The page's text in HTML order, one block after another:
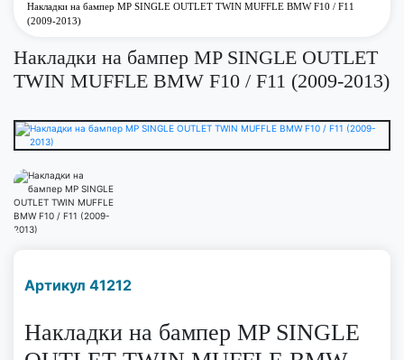
Накладки на бампер MP SINGLE OUTLET TWIN MUFFLE BMW F10 / F11
(2009-2013)
Накладки на бампер MP SINGLE OUTLET
TWIN MUFFLE BMW F10 / F11 (2009-2013)
Артикул 41212
Накладки на бампер MP SINGLE